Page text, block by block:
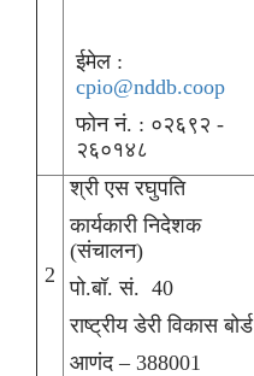
ईमेल :
cpio@nddb.coop
फोन नं. : ०२६९२ -
२६०१४८
2
श्री एस रघुपति
कार्यकारी निदेशक
(संचालन)
पो.बॉ. सं. 40
राष्‍ट्रीय डेरी विकास बोर्ड
आणंद – 388001